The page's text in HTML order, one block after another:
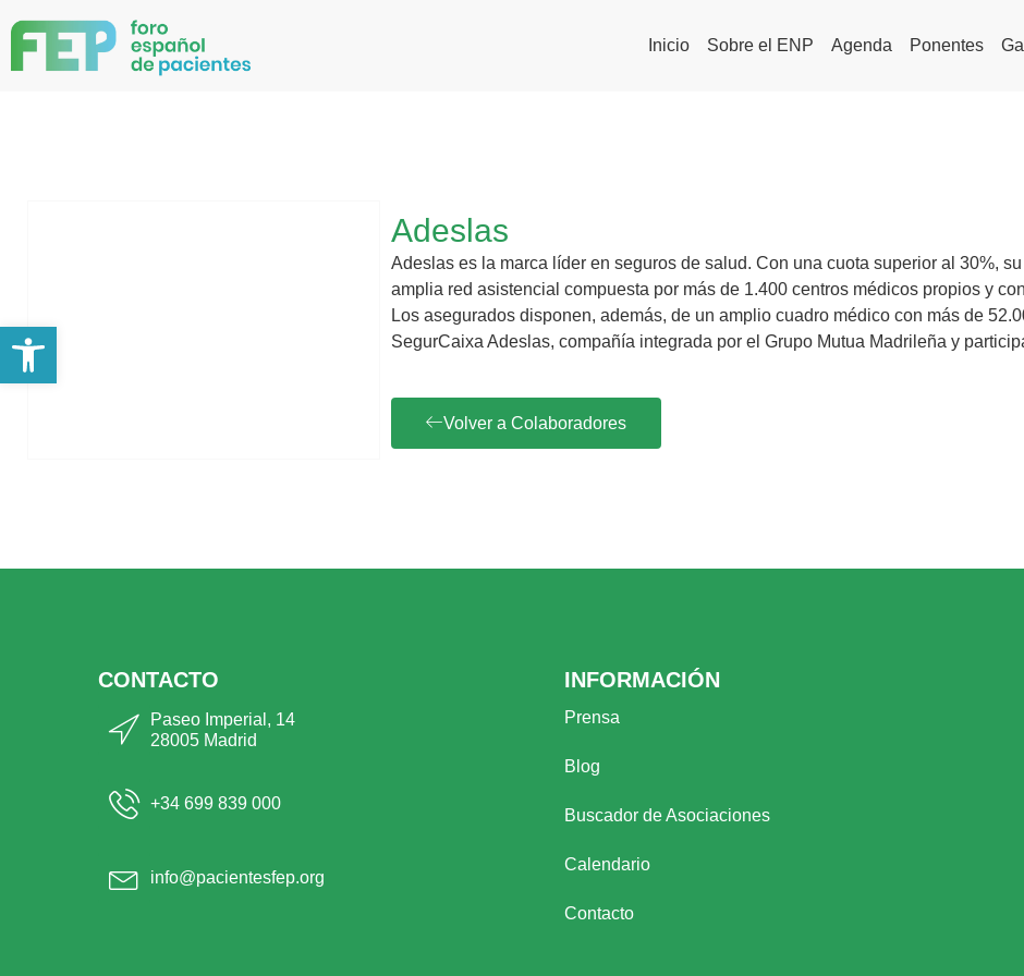
Inicio Sobre el ENP Agenda Ponentes
Adeslas
Adeslas es la marca líder en seguros de salud. Con una cuota superior al 30%,
amplia red asistencial compuesta por más de 1.400 centros médicos propios y
Los asegurados disponen, además, de un amplio cuadro médico con más de
SegurCaixa Adeslas, compañía integrada por el Grupo Mutua Madrileña y
Volver a Colaboradores
CONTACTO
Paseo Imperial, 14
28005 Madrid
+34 699 839 000
info@pacientesfep.org
INFORMACIÓN
Prensa
Blog
Buscador de Asociaciones
Calendario
Contacto
Abrir barra de herramientas